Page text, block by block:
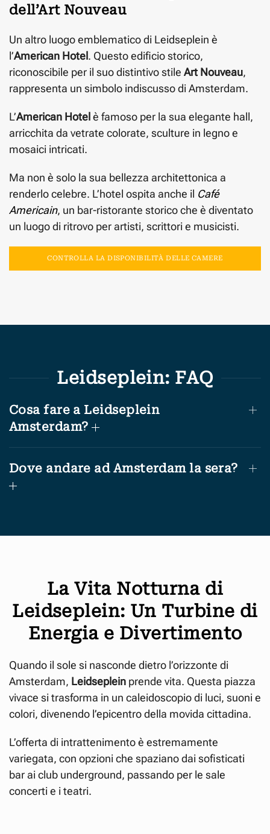
dell’Art Nouveau
Un altro luogo emblematico di Leidseplein è
l’American Hotel. Questo edificio storico,
riconoscibile per il suo distintivo stile Art Nouveau,
rappresenta un simbolo indiscusso di Amsterdam.
L’American Hotelè famoso per la sua elegante hall,
arricchita da vetrate colorate, sculture in legno e
mosaici intricati.
Ma non è solo la sua bellezza architettonica a
renderlo celebre. L’hotel ospita anche il Café
Americain, un bar-ristorante storico che è diventato
un luogo di ritrovo per artisti, scrittori e musicisti.
CONTROLLA LA DISPONIBILITÀ DELLE CAMERE
Leidseplein: FAQ
Cosa fare a Leidseplein
Amsterdam?
Dove andare ad Amsterdam la sera?
La Vita Notturna di
Leidseplein: Un Turbine di
Energia e Divertimento
Quando il sole si nasconde dietro l’orizzonte di
Amsterdam, Leidseplein prende vita. Questa piazza
vivace si trasforma in un caleidoscopio di luci, suoni e
colori, divenendo l’epicentro della movida cittadina.
L’offerta di intrattenimento è estremamente
variegata, con opzioni che spaziano dai sofisticati
bar ai club underground, passando per le sale
concerti e i teatri.